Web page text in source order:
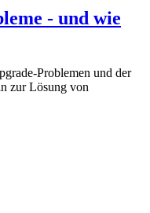
- und wie
Problemen und der
zur Lösung von